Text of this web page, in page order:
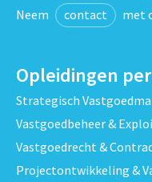
Neem contact met
Opleidingen
Strategisch
Vastgoedbeheer &
Vastgoedrecht &
Projectontwikkeling &